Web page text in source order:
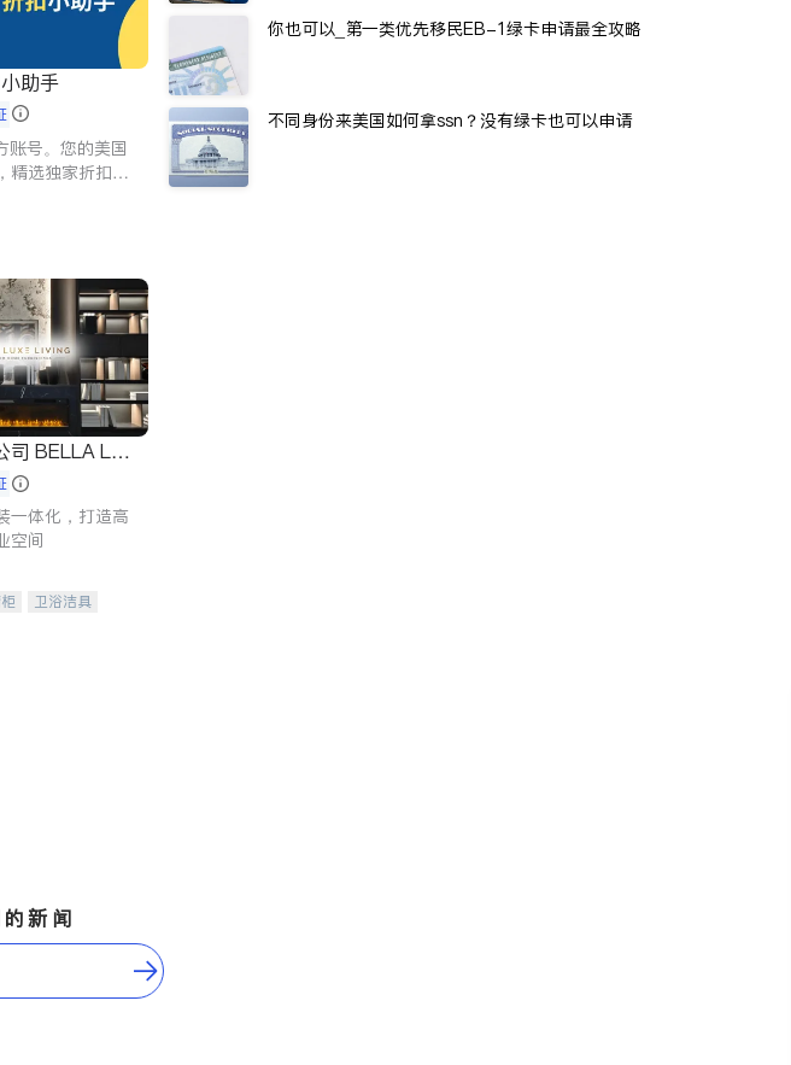
助手
账号。您的美国
精选独家折扣、
LUX
一体化，打造高
空间
卫浴洁具
你也可以_第一类优先移民EB-1绿卡申请最全攻略
不同身份来美国如何拿ssn？没有绿卡也可以申请
新闻